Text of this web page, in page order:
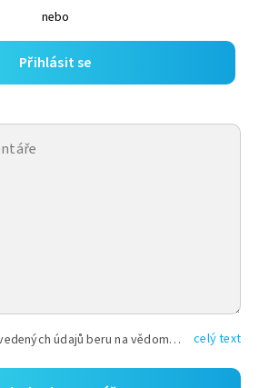
nebo
Přihlásit se
Vyplněním shora uvedených údajů beru na vědomí, že společnost TEXT FACTORY s.r.o., sídlem Brno, Durďákova 336/29, Černá Pole, PSČ: 613 00, IČ: 06157831, zapsané u Krajského soudu v Brně, oddíl C, vložka 100399, bude zpracovávat mé osobní údaje uvedené v rámci mnou vyplněného registračního formuláře na základě oprávněných zájmů TEXT FACTORY s.r.o. dle čl. 6 odst. 1 písm. f) GDPR a pro splnění právních povinností (čl. 6 odst. 1 písm. c) GDPR), a to pro tyto účely: nezbytnost zajistit oprávnění návštěvníka webových stránek provozovaných společností TEXT FACTORY s.r.o. přispívat aktivně ke zveřejněným článkům nebo v rámci diskusních fór a výkon práv TEXT FACTORY s.r.o. jako administrátora těchto diskusních fór. Více informací o zpracování osobních údajů a právech lze nalézt v celý text